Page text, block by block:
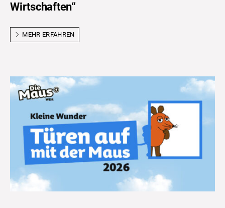
Wirtschaften“
MEHR ERFAHREN